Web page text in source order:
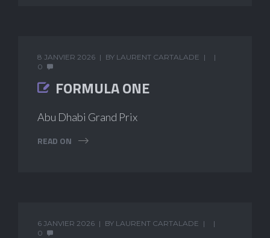
8 JANVIER 2026 BY LAURENT CARTALADE
0
FORMULA ONE
Abu Dhabi Grand Prix
READ ON
6 JANVIER 2026 BY LAURENT CARTALADE
0